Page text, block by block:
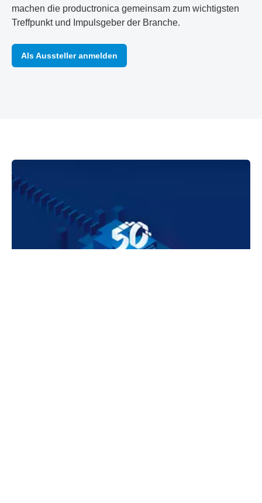
machen die productronica gemeinsam zum wichtigsten
Treffpunkt und Impulsgeber der Branche.
Als Aussteller anmelden